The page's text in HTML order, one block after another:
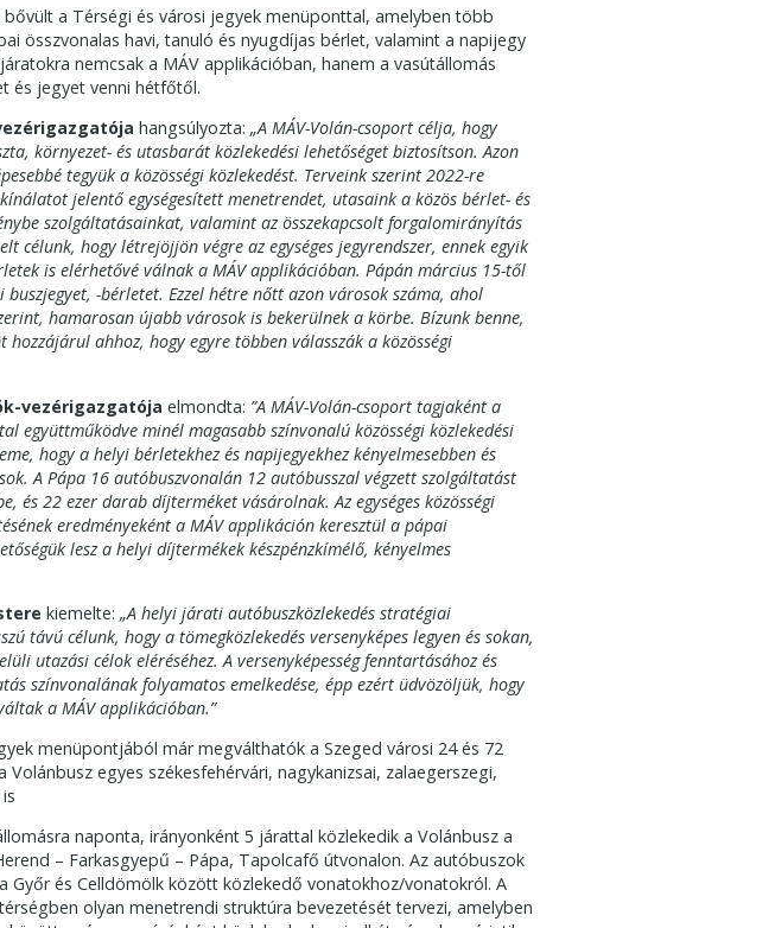
a Térségi és városi jegyek menüponttal, amelyben több
összvonalas havi, tanuló és nyugdíjas bérlet, valamint a napijegy
nemcsak a MÁV applikációban, hanem a vasútállomás
és jegyet venni hétfőtől.
hangsúlyozta: „A MÁV-Volán-csoport célja, hogy
környezet- és utasbarát közlekedési lehetőséget biztosítson. Azon
tegyük a közösségi közlekedést. Terveink szerint 2022-re
jelentő egységesített menetrendet, utasaink a közös bérlet- és
szolgáltatásainkat, valamint az összekapcsolt forgalomirányítás
célunk, hogy létrejöjjön végre az egységes jegyrendszer, ennek egyik
is elérhetővé válnak a MÁV applikációban. Pápán március 15-től
-bérletet. Ezzel hétre nőtt azon városok száma, ahol
hamarosan újabb városok is bekerülnek a körbe. Bízunk benne,
ahhoz, hogy egyre többen válasszák a közösségi
vezérigazgatója elmondta: ”A MÁV-Volán-csoport tagjaként a
együttműködve minél magasabb színvonalú közösségi közlekedési
hogy a helyi bérletekhez és napijegyekhez kényelmesebben és
A Pápa 16 autóbuszvonalán 12 autóbusszal végzett szolgáltatást
és 22 ezer darab díjterméket vásárolnak. Az egységes közösségi
eredményeként a MÁV applikáción keresztül a pápai
lesz a helyi díjtermékek készpénzkímélő, kényelmes
kiemelte: „A helyi járati autóbuszközlekedés stratégiai
távú célunk, hogy a tömegközlekedés versenyképes legyen és sokan,
utazási célok eléréséhez. A versenyképesség fenntartásához és
színvonalának folyamatos emelkedése, épp ezért üdvözöljük, hogy
a MÁV applikációban.”
menüpontjából már megválthatók a Szeged városi 24 és 72
egyes székesfehérvári, nagykanizsai, zalaegerszegi,
naponta, irányonként 5 járattal közlekedik a Volánbusz a
– Farkasgyepű – Pápa, Tapolcafő útvonalon. Az autóbuszok
Győr és Celldömölk között közlekedő vonatokhoz/vonatokról. A
olyan menetrendi struktúra bevezetését tervezi, amelyben